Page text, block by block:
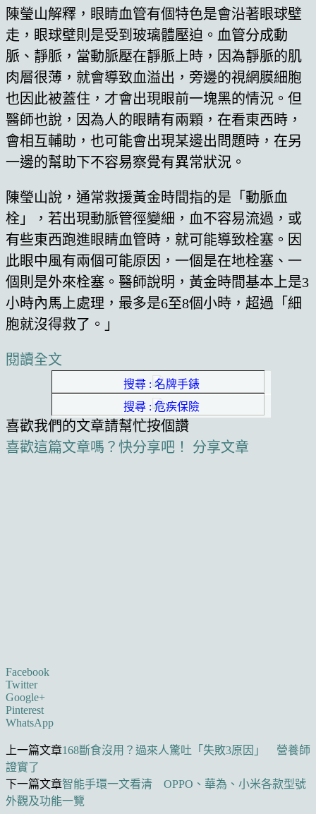
陳瑩山解釋，眼睛血管有個特色是會沿著眼球壁
走，眼球壁則是受到玻璃體壓迫。血管分成動
脈、靜脈，當動脈壓在靜脈上時，因為靜脈的肌
肉層很薄，就會導致血溢出，旁邊的視網膜細胞
也因此被蓋住，才會出現眼前一塊黑的情況。但
醫師也說，因為人的眼睛有兩顆，在看東西時，
會相互輔助，也可能會出現某邊出問題時，在另
一邊的幫助下不容易察覺有異常狀況。
陳瑩山說，通常救援黃金時間指的是「動脈血
栓」，若出現動脈管徑變細，血不容易流過，或
有些東西跑進眼睛血管時，就可能導致栓塞。因
此眼中風有兩個可能原因，一個是在地栓塞、一
個則是外來栓塞。醫師說明，黃金時間基本上是3
小時內馬上處理，最多是6至8個小時，超過「細
胞就沒得救了。」
閱讀全文
搜尋 : 名牌手錶
搜尋 : 危疾保險
喜歡我們的文章請幫忙按個讚
喜歡這篇文章嗎？快分享吧！
分享文章
Facebook
Twitter
Google+
Pinterest
WhatsApp
上一篇文章168斷食沒用？過來人驚吐「失敗3原因」 營養師
證實了
下一篇文章智能手環一文看清 OPPO、華為、小米各款型號
外觀及功能一覽